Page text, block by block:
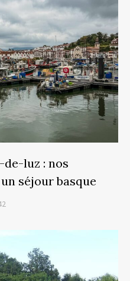
luz : nos
séjour basque